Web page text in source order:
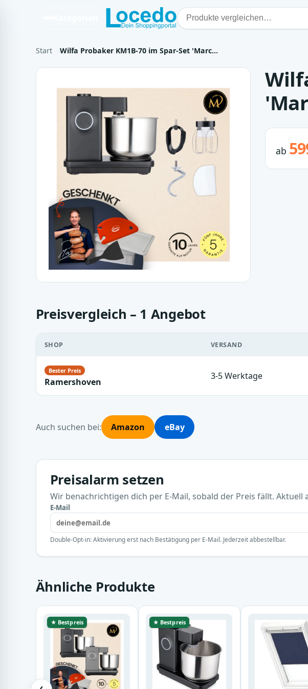
Start Wilfa Probaker KM1B-70 im Spar-Set 'Marc…
ab
Preisvergleich – 1 Angebot
SHOP VERSAND
Ramershoven
3-5 Werktage
Auch suchen bei: Amazon eBay
Preisalarm setzen
Wir benachrichtigen dich per E-Mail, sobald der Preis fällt. Aktuell
E-Mail
Double-Opt-in: Aktivierung erst nach Bestätigung per E-Mail. Jederzeit abbestellbar.
Ähnliche Produkte
★ Bestpreis ★ Bestpreis